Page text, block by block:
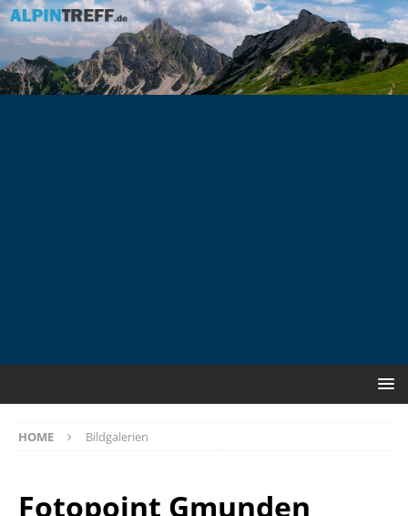
HOME Bildgalerien
Fotopoint Gmunden